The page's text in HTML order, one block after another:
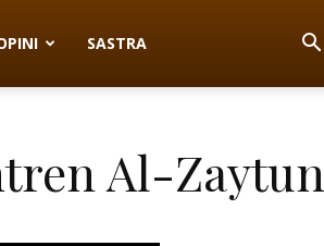
SASTRA
Al-Zaytun